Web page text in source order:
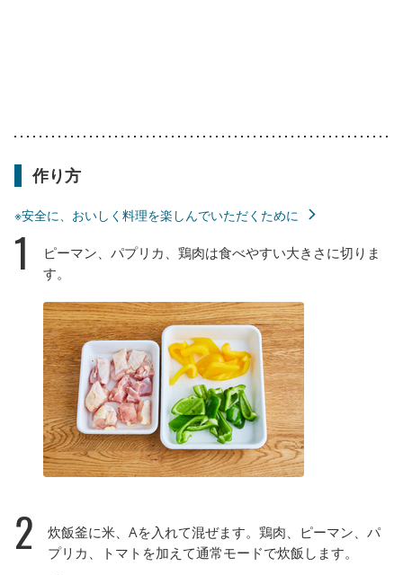
作り方
※安全に、おいしく料理を楽しんでいただくために
1
ピーマン、パプリカ、鶏肉は食べやすい大きさに切りま
す。
2
炊飯釜に米、Aを入れて混ぜます。鶏肉、ピーマン、パ
プリカ、トマトを加えて通常モードで炊飯します。